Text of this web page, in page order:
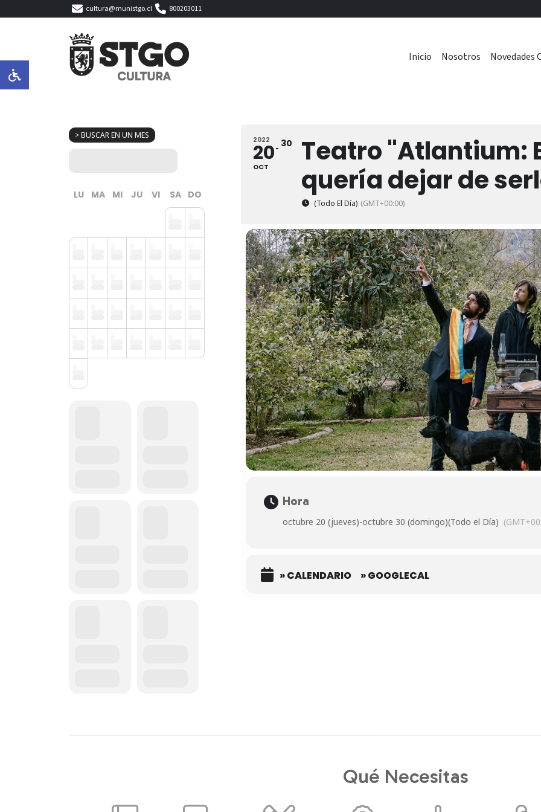
cultura@munistgo.cl 800203011
Inicio Nosotros Novedades
> BUSCAR EN UN MES
LU MA MI JU VI SA DO
2022
20
OCT
30
Teatro "Atlantium:
quería dejar de
(Todo El Día) (GMT+00:00)
Hora
octubre 20 (jueves)-octubre 30 (domingo)(Todo el Día)
» CALENDARIO » GOOGLECAL
Qué Necesitas